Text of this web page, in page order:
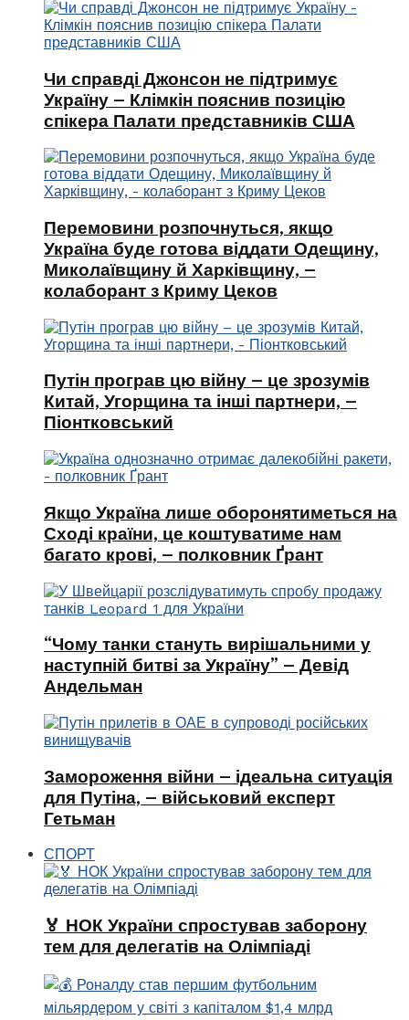
Чи справді Джонсон не підтримує
Україну – Клімкін пояснив позицію
спікера Палати представників США
Перемовини розпочнуться, якщо
Україна буде готова віддати Одещину,
Миколаївщину й Харківщину, –
колаборант з Криму Цеков
Путін програв цю війну – це зрозумів
Китай, Угорщина та інші партнери, –
Піонтковський
Якщо Україна лише оборонятиметься на
Сході країни, це коштуватиме нам
багато крові, – полковник Ґрант
“Чому танки стануть вирішальними у
наступній битві за Україну” – Девід
Андельман
Замороження війни – ідеальна ситуація
для Путіна, – військовий експерт
Гетьман
СПОРТ
🏅 НОК України спростував заборону
тем для делегатів на Олімпіаді